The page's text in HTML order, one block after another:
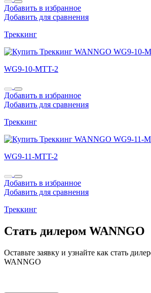
Добавить в избранное
Добавить для сравнения
Треккинг
WG9-10-MTT-2
Добавить в избранное
Добавить для сравнения
Треккинг
WG9-11-MTT-2
Добавить в избранное
Добавить для сравнения
Треккинг
Стать дилером WANNGO
Оставьте заявку и узнайте как стать
WANNGO